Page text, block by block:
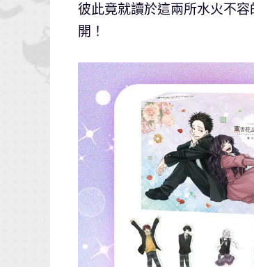
彼此竟就讀於這兩所水火不
開！